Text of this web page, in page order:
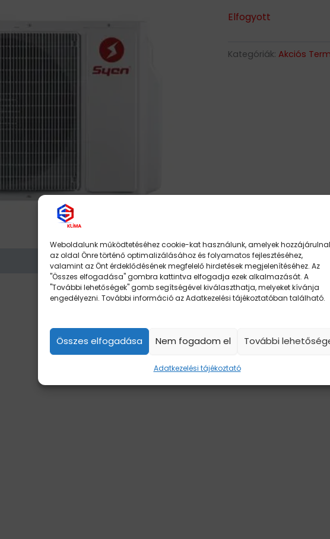
Weboldalunk működtetéséhez cookie-kat használunk, amelyek
az oldal Önre történő optimalizálásához és folyamatos fejlesztéséhez,
valamint az Önt érdeklődésének megfelelő hirdetések megjelenítéséhez. Az
"Összes elfogadása" gombra kattintva elfogadja ezek alkalmazását. A
"További lehetőségek" gomb segítségével kiválaszthatja, melyeket kívánja
engedélyezni. További információ az Adatkezelési tájékoztatóban található.
Összes elfogadása Nem fogadom el További
Adatkezelési tájékoztató
Elfogyott
Kategóriák:Akciós